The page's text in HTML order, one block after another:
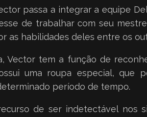
passa a integrar a equipe
de trabalhar com seu
as habilidades deles entre os
Vector tem a função de
uma roupa especial,
período de tempo.
de ser indetectável nos